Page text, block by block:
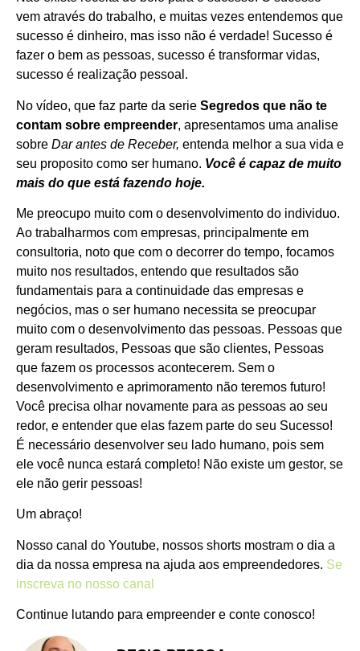
vem através do trabalho, e muitas vezes entendemos que
sucesso é dinheiro, mas isso não é verdade! Sucesso é
fazer o bem as pessoas, sucesso é transformar vidas,
sucesso é realização pessoal.
No vídeo, que faz parte da serie Segredos que não te
contam sobre empreender, apresentamos uma analise
sobre Dar antes de Receber, entenda melhor a sua vida e
seu proposito como ser humano. Você é capaz de muito
mais do que está fazendo hoje.
Me preocupo muito com o desenvolvimento do individuo.
Ao trabalharmos com empresas, principalmente em
consultoria, noto que com o decorrer do tempo, focamos
muito nos resultados, entendo que resultados são
fundamentais para a continuidade das empresas e
negócios, mas o ser humano necessita se preocupar
muito com o desenvolvimento das pessoas. Pessoas que
geram resultados, Pessoas que são clientes, Pessoas
que fazem os processos acontecerem. Sem o
desenvolvimento e aprimoramento não teremos futuro!
Você precisa olhar novamente para as pessoas ao seu
redor, e entender que elas fazem parte do seu Sucesso!
É necessário desenvolver seu lado humano, pois sem
ele você nunca estará completo! Não existe um gestor, se
ele não gerir pessoas!
Um abraço!
Nosso canal do Youtube, nossos shorts mostram o dia a
dia da nossa empresa na ajuda aos empreendedores. Se
inscreva no nosso canal
Continue lutando para empreender e conte conosco!